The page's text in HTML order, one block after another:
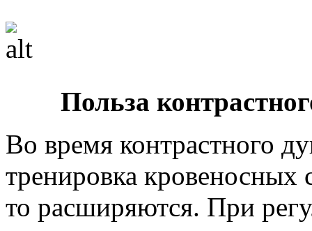
Польза
Во время контрастного
тренировка кровеносных
то расширяются. При